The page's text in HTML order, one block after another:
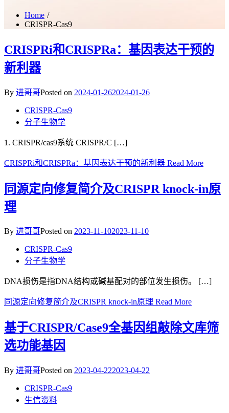
Home
CRISPR-Cas9
CRISPRi和CRISPRa：基因表达干预的
新利器
By 进哥哥Posted on 2024-01-262024-01-26
CRISPR-Cas9
分子生物学
1. CRISPR/cas9系统 CRISPR/C […]
CRISPRi和CRISPRa：基因表达干预的新利器 Read More
同源定向修复简介及CRISPR knock-in原
理
By 进哥哥Posted on 2023-11-102023-11-10
CRISPR-Cas9
分子生物学
DNA损伤是指DNA结构或碱基配对的部位发生损伤。 […]
同源定向修复简介及CRISPR knock-in原理 Read More
基于CRISPR/Case9全基因组敲除文库筛
选功能基因
By 进哥哥Posted on 2023-04-222023-04-22
CRISPR-Cas9
生信资料